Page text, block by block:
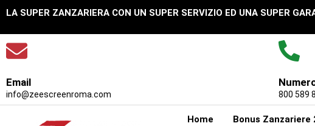
LA SUPER ZANZARIERA CON UN SUPER SERVIZIO ED UNA SUPER
Email
info@zeescreenroma.com 800 589
Home Bonus Zanzariere